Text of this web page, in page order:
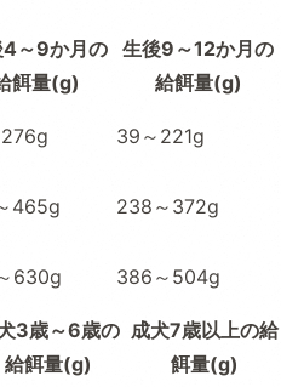
4～9か月の
餌量(g)
生後9～12か月の
給餌量(g)
39～221g
465g 238～372g
630g 386～504g
3歳～6歳の
給餌量(g)
成犬7歳以上の給
餌量(g)